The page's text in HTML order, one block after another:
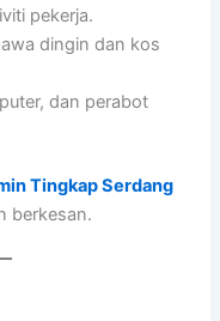
pekerja.
dingin dan kos
dan perabot
Tingkap Serdang
berkesan.